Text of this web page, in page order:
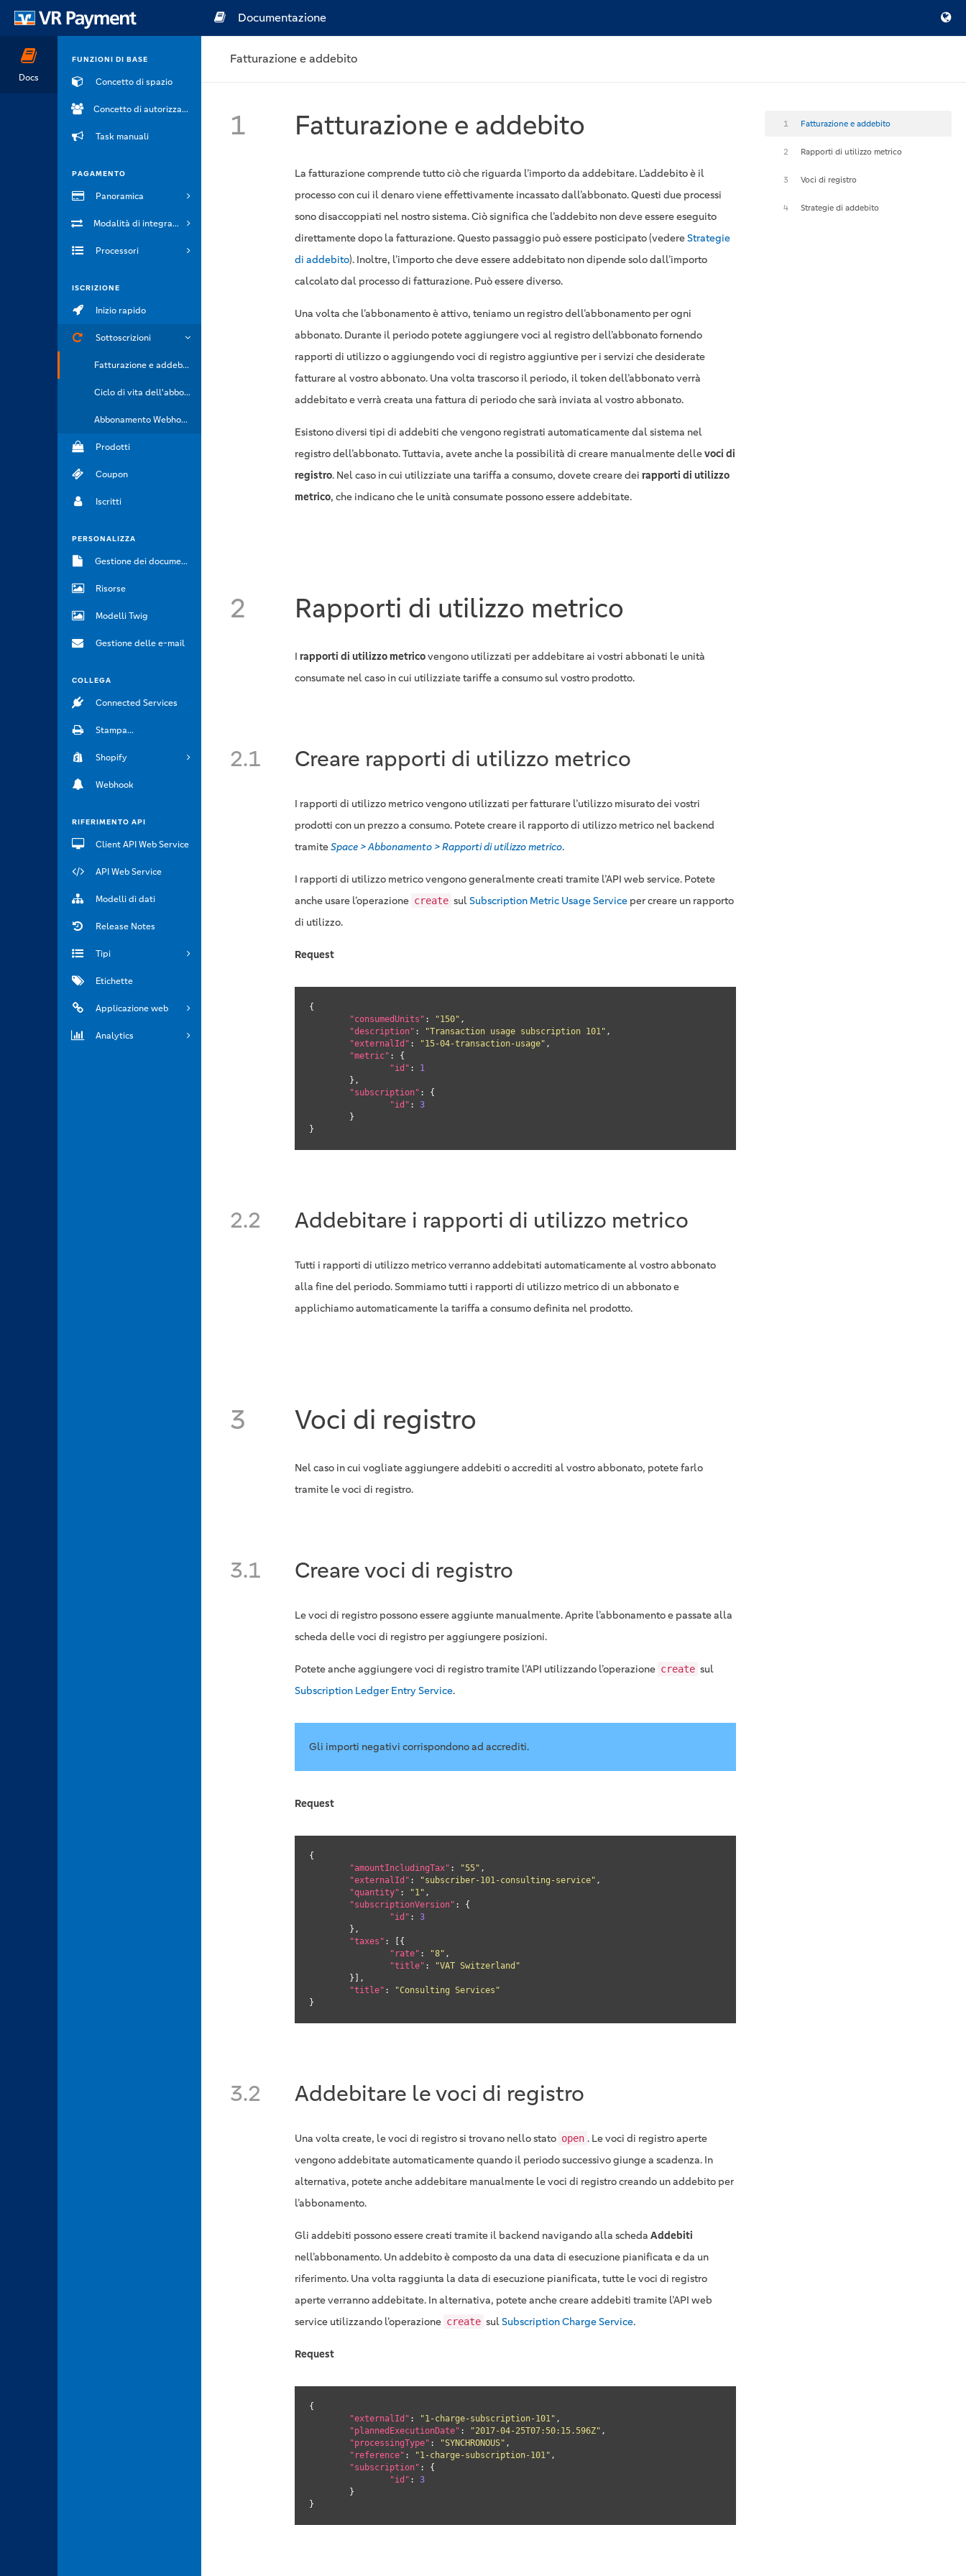
Docs
FUNZIONI DI BASE
Concetto di spazio
Concetto di autorizzazione
Task manuali
PAGAMENTO
Panoramica
Modalità di integrazione
Processori
ISCRIZIONE
Inizio rapido
Sottoscrizioni
Fatturazione e addebito
Ciclo di vita dell'abbonamento
Abbonamento Webhook
Prodotti
Coupon
Iscritti
PERSONALIZZA
Gestione dei documenti
Risorse
Modelli Twig
Gestione delle e-mail
COLLEGA
Connected Services
Stampa...
Shopify
Webhook
RIFERIMENTO API
Client API Web Service
API Web Service
Modelli di dati
Release Notes
Tipi
Etichette
Applicazione web
Analytics
Documentazione
Fatturazione e addebito
1 Fatturazione e addebito
La fatturazione comprende tutto ciò che riguarda l’importo da addebitare. L’addebito è il
processo con cui il denaro viene effettivamente incassato dall’abbonato. Questi due processi
sono disaccoppiati nel nostro sistema. Ciò significa che l’addebito non deve essere eseguito
direttamente dopo la fatturazione. Questo passaggio può essere posticipato (vedereStrategie
di addebito). Inoltre, l’importo che deve essere addebitato non dipende solo dall’importo
calcolato dal processo di fatturazione. Può essere diverso.
Una volta che l’abbonamento è attivo, teniamo un registro dell’abbonamento per ogni
abbonato. Durante il periodo potete aggiungere voci al registro dell’abbonato fornendo
rapporti di utilizzo o aggiungendo voci di registro aggiuntive per i servizi che desiderate
fatturare al vostro abbonato. Una volta trascorso il periodo, il token dell’abbonato verrà
addebitato e verrà creata una fattura di periodo che sarà inviata al vostro abbonato.
Esistono diversi tipi di addebiti che vengono registrati automaticamente dal sistema nel
registro dell’abbonato. Tuttavia, avete anche la possibilità di creare manualmente dellevoci di
registro. Nel caso in cui utilizziate una tariffa a consumo, dovete creare dei rapporti di utilizzo
metrico, che indicano che le unità consumate possono essere addebitate.
2 Rapporti di utilizzo metrico
I rapporti di utilizzo metricovengono utilizzati per addebitare ai vostri abbonati le unità
consumate nel caso in cui utilizziate tariffe a consumo sul vostro prodotto.
2.1 Creare rapporti di utilizzo metrico
I rapporti di utilizzo metrico vengono utilizzati per fatturare l’utilizzo misurato dei vostri
prodotti con un prezzo a consumo. Potete creare il rapporto di utilizzo metrico nel backend
tramiteSpace > Abbonamento > Rapporti di utilizzo metrico.
I rapporti di utilizzo metrico vengono generalmente creati tramite l’API web service. Potete
anche usare l’operazione create sulSubscription Metric Usage Service per creare un rapporto
di utilizzo.
Request
{
"consumedUnits" : "150" ,
"description" : "Transaction usage subscription 101" ,
"externalId" : "15-04-transaction-usage" ,
"metric" : {
"id" : 1
"subscription" : {
"id" : 3
}
2.2 Addebitare i rapporti di utilizzo metrico
Tutti i rapporti di utilizzo metrico verranno addebitati automaticamente al vostro abbonato
alla fine del periodo. Sommiamo tutti i rapporti di utilizzo metrico di un abbonato e
applichiamo automaticamente la tariffa a consumo definita nel prodotto.
3 Voci di registro
Nel caso in cui vogliate aggiungere addebiti o accrediti al vostro abbonato, potete farlo
tramite le voci di registro.
3.1 Creare voci di registro
Le voci di registro possono essere aggiunte manualmente. Aprite l’abbonamento e passate alla
scheda delle voci di registro per aggiungere posizioni.
Potete anche aggiungere voci di registro tramite l’API utilizzando l’operazione create sul
Subscription Ledger Entry Service.
Gli importi negativi corrispondono ad accrediti.
Request
{
"amountIncludingTax" : "55" ,
"externalId" : "subscriber-101-consulting-service" ,
"quantity" : "1" ,
"subscriptionVersion" : {
"id" : 3
"taxes" : [{
"rate" : "8" ,
"title" :
"VAT Switzerland"
"title" :
"Consulting Services"
}
3.2 Addebitare le voci di registro
Una volta create, le voci di registro si trovano nello stato open . Le voci di registro aperte
vengono addebitate automaticamente quando il periodo successivo giunge a scadenza. In
alternativa, potete anche addebitare manualmente le voci di registro creando un addebito per
l’abbonamento.
Gli addebiti possono essere creati tramite il backend navigando alla scheda Addebiti
nell’abbonamento. Un addebito è composto da una data di esecuzione pianificata e da un
riferimento. Una volta raggiunta la data di esecuzione pianificata, tutte le voci di registro
aperte verranno addebitate. In alternativa, potete anche creare addebiti tramite l’API web
service utilizzando l’operazione create sulSubscription Charge Service.
Request
{
"externalId" : "1-charge-subscription-101" ,
"plannedExecutionDate" : "2017-04-25T07:50:15.596Z" ,
"processingType" : "SYNCHRONOUS" ,
"reference" : "1-charge-subscription-101" ,
"subscription" : {
"id" : 3
}
1 Fatturazione e addebito
2 Rapporti di utilizzo metrico
3 Voci di registro
4 Strategie di addebito